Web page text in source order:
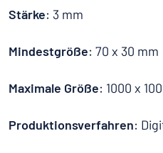
Stärke: 3 mm
Mindestgröße: 70 x 30 mm
Maximale Größe: 1000 x
Produktionsverfahren: